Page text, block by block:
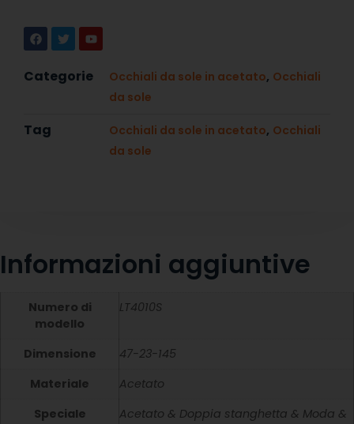
Categorie Occhiali da sole in acetato, Occhiali
da sole
Tag Occhiali da sole in acetato, Occhiali
da sole
Informazioni aggiuntive
Numero di
modello
LT4010S
Dimensione
47-23-145
Materiale
Acetato
Speciale
Acetato & Doppia stanghetta & Moda &